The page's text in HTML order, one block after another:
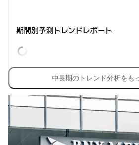
期間別予測トレンドレポート
中長期のトレンド分析をも